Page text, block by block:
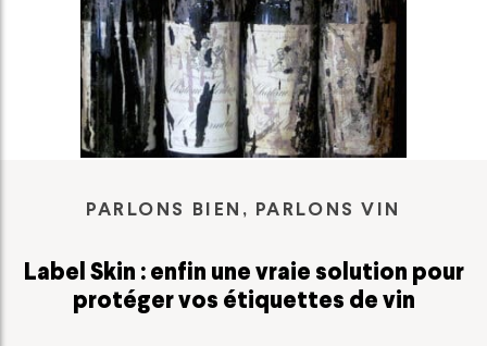
PARLONS BIEN, PARLONS VIN
Label Skin : enfin une vraie solution pour
protéger vos étiquettes de vin